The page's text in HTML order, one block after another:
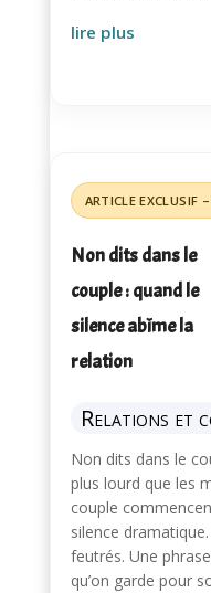
lire plus
Non dits dans le
couple : quand le
silence abîme la
relation
Relations et
Non dits dans le
plus lourd que les
couple
silence
feutrés. Une
qu’on garde pour